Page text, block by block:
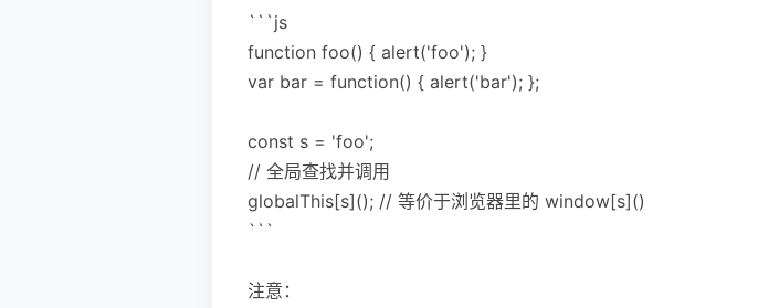
```js
function foo() { alert('foo'); }
var bar = function() { alert('bar'); };
const s = 'foo';
// 全局查找并调用
globalThis[s](); // 等价于浏览器里的 window[s]()
```
注意：